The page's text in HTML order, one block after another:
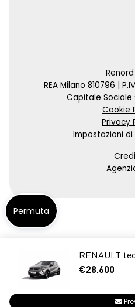
RENAULT
€28.600
Renord
REA Milano 810796 |
Capitale
Cookie
Privacy
Impostazioni
Permuta